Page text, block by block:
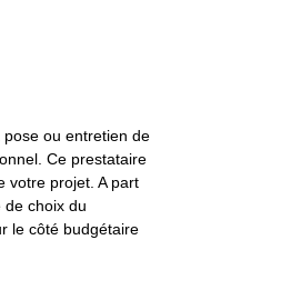
ou entretien de
Ce prestataire
votre projet. A part
de choix du
le côté budgétaire